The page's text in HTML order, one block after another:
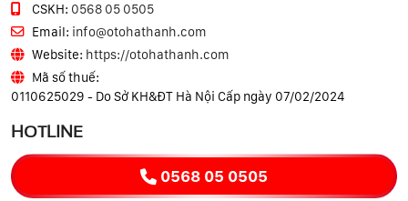
CSKH: 0568 05 0505
Email: info@otohathanh.com
Website: https://otohathanh.com
Mã số thuế:
0110625029 - Do Sở KH&ĐT Hà Nội Cấp ngày 07/02/2024
HOTLINE
0568 05 0505